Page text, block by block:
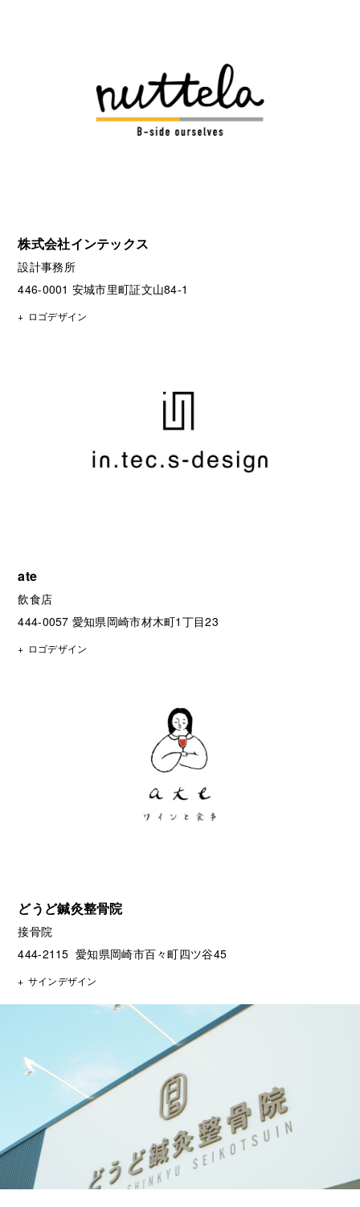
株式会社インテックス
設計事務所
446-0001 安城市里町証文山84-1
ロゴデザイン
ate
飲食店
444-0057 愛知県岡崎市材木町1丁目23
ロゴデザイン
どうど鍼灸整骨院
接骨院
444-2115 愛知県岡崎市百々町四ツ谷45
サインデザイン